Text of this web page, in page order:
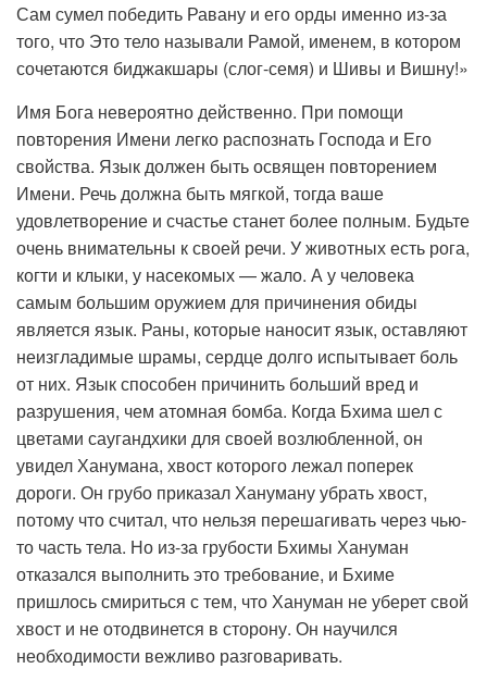
Сам сумел победить Равану и его орды именно из-за
того, что Это тело называли Рамой, именем, в котором
сочетаются биджакшары (слог-семя) и Шивы и Вишну!»
Имя Бога невероятно действенно. При помощи
повторения Имени легко распознать Господа и Его
свойства. Язык должен быть освящен повторением
Имени. Речь должна быть мягкой, тогда ваше
удовлетворение и счастье станет более полным. Будьте
очень внимательны к своей речи. У животных есть рога,
когти и клыки, у насекомых — жало. А у человека
самым большим оружием для причинения обиды
является язык. Раны, которые наносит язык, оставляют
неизгладимые шрамы, сердце долго испытывает боль
от них. Язык способен причинить больший вред и
разрушения, чем атомная бомба. Когда Бхима шел с
цветами саугандхики для своей возлюбленной, он
увидел Ханумана, хвост которого лежал поперек
дороги. Он грубо приказал Хануману убрать хвост,
потому что считал, что нельзя перешагивать через чью-
то часть тела. Но из-за грубости Бхимы Хануман
отказался выполнить это требование, и Бхиме
пришлось смириться с тем, что Хануман не уберет свой
хвост и не отодвинется в сторону. Он научился
необходимости вежливо разговаривать.